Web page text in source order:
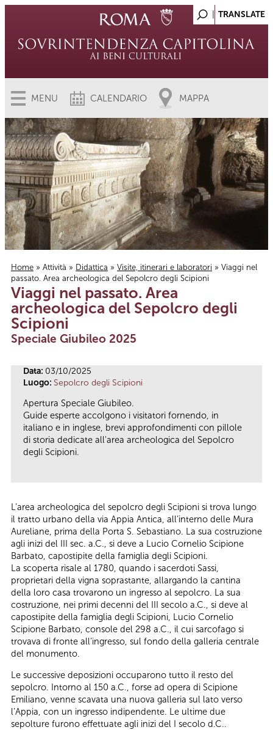
MENU CALENDARIO MAPPA
Tu sei qui
Home » Attività » Didattica » Visite, itinerari e laboratori » Viaggi nel
passato. Area archeologica del Sepolcro degli Scipioni
Viaggi nel passato. Area
archeologica del Sepolcro degli
Scipioni
Speciale Giubileo 2025
Data: 03/10/2025
Luogo: Sepolcro degli Scipioni
Apertura Speciale Giubileo.
Guide esperte accolgono i visitatori fornendo, in
italiano e in inglese, brevi approfondimenti con pillole
di storia dedicate all'area archeologica del Sepolcro
degli Scipioni.
L’area archeologica del sepolcro degli Scipioni si trova lungo
il tratto urbano della via Appia Antica, all’interno delle Mura
Aureliane, prima della Porta S. Sebastiano. La sua costruzione
agli inizi del III sec. a.C., si deve a Lucio Cornelio Scipione
Barbato, capostipite della famiglia degli Scipioni.
La scoperta risale al 1780, quando i sacerdoti Sassi,
proprietari della vigna soprastante, allargando la cantina
della loro casa trovarono un ingresso al sepolcro. La sua
costruzione, nei primi decenni del III secolo a.C., si deve al
capostipite della famiglia degli Scipioni, Lucio Cornelio
Scipione Barbato, console del 298 a.C., il cui sarcofago si
trovava di fronte all’ingresso, sul fondo della galleria centrale
del monumento.
Le successive deposizioni occuparono tutto il resto del
sepolcro. Intorno al 150 a.C., forse ad opera di Scipione
Emiliano, venne scavata una nuova galleria sul lato verso
l’Appia, con un ingresso indipendente. Le ultime due
sepolture furono effettuate agli inizi del I secolo d.C..